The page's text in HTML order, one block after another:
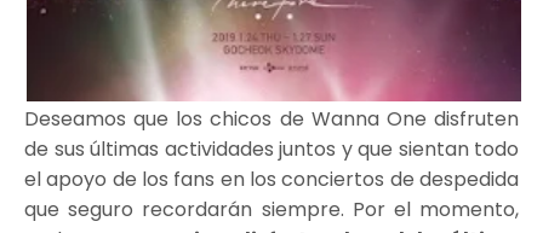
Deseamos que los chicos de Wanna One disfruten
de sus últimas actividades juntos y que sientan todo
el apoyo de los fans en los conciertos de despedida
que seguro recordarán siempre. Por el momento,